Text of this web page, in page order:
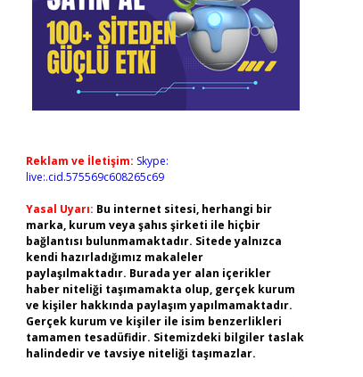
Reklam ve İletişim: Skype:
live:.cid.575569c608265c69
Yasal Uyarı: Bu internet sitesi, herhangi bir
marka, kurum veya şahıs şirketi ile hiçbir
bağlantısı bulunmamaktadır. Sitede yalnızca
kendi hazırladığımız makaleler
paylaşılmaktadır. Burada yer alan içerikler
haber niteliği taşımamakta olup, gerçek kurum
ve kişiler hakkında paylaşım yapılmamaktadır.
Gerçek kurum ve kişiler ile isim benzerlikleri
tamamen tesadüfidir. Sitemizdeki bilgiler taslak
halindedir ve tavsiye niteliği taşımazlar.